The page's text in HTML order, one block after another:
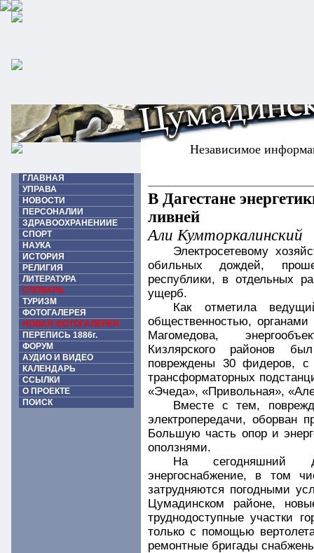
Независимое
ГЛАВНАЯ
УПРАВА
НОВОСТИ
ПЕРСОНАЛИИ
ЗДРАВООХРАНЕНИИЕ
СПОРТ
НАУКА
ИСТОРИЯ
РЕЛИГИЯ
ЛИТЕРАТУРА
СЛОВАРЬ
ТУРИЗМ
ФОТОГАЛЕРЕЯ
НОВАЯ ФОТОГАЛЕРЕЯ
ПЕРЕПИСЬ 1886г.
ФОРУМ
АУДИО И ВИДЕО
КАЛЕНДАРЬ
ССЫЛКИ
О ПРОЕКТЕ
ПОИСК
В Дагестане
ливней
Али Кумторкалинский
Электросетевому
обильных дождей,
республики, в отдельных
ущерб.
Как отметила
общественностью,
Магомедова,
Кизлярского районов
повреждены 30 фидеров, с
трансформаторных
«Эчеда», «Привольная»,
Вместе с тем,
электропередачи, оборван
Большую часть опор и
оползнями.
На сегодняшний
энергоснабжение, в том
затрудняются погодными
Цумадинском районе,
труднодоступные участки
только с помощью
ремонтные бригады